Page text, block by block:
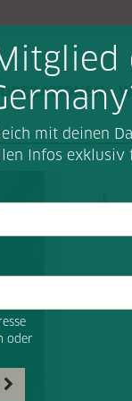
mit deinen
Infos exklusiv
oder